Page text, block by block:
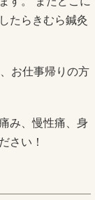
たらきむら鍼灸
お仕事帰りの方
み、慢性痛、身
さい！